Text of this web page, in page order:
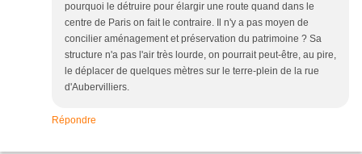
pourquoi le détruire pour élargir une route quand dans le
centre de Paris on fait le contraire. Il n'y a pas moyen de
concilier aménagement et préservation du patrimoine ? Sa
structure n'a pas l'air très lourde, on pourrait peut-être, au pire,
le déplacer de quelques mètres sur le terre-plein de la rue
d'Aubervilliers.
Répondre